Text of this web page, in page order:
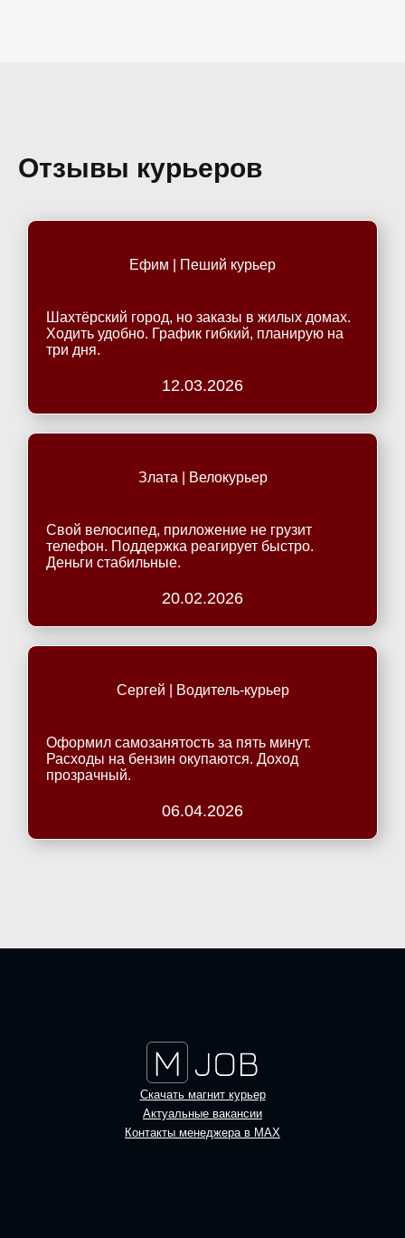
Отзывы курьеров
Ефим | Пеший курьер
Шахтёрский город, но заказы в жилых домах.
Ходить удобно. График гибкий, планирую на
три дня.
12.03.2026
Злата | Велокурьер
Свой велосипед, приложение не грузит
телефон. Поддержка реагирует быстро.
Деньги стабильные.
20.02.2026
Сергей | Водитель-курьер
Оформил самозанятость за пять минут.
Расходы на бензин окупаются. Доход
прозрачный.
06.04.2026
Скачать магнит курьер
Актуальные вакансии
Контакты менеджера в MAX